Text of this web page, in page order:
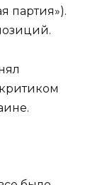
партия»).